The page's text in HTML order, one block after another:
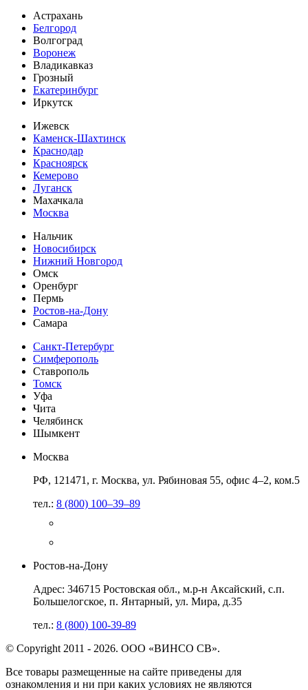
Астрахань
Белгород
Волгоград
Воронеж
Владикавказ
Грозный
Екатеринбург
Иркутск
Ижевск
Каменск-Шахтинск
Краснодар
Красноярск
Кемерово
Луганск
Махачкала
Москва
Нальчик
Новосибирск
Нижний Новгород
Омск
Оренбург
Пермь
Ростов-на-Дону
Самара
Санкт-Петербург
Симферополь
Ставрополь
Томск
Уфа
Чита
Челябинск
Шымкент
Москва
РФ, 121471, г. Москва, ул. Рябиновая 55, офис 4–2, ком.5
тел.: 8 (800) 100–39–89
Ростов-на-Дону
Адрес: 346715 Ростовская обл., м.р-н Аксайский, с.п.
Большелогское, п. Янтарный, ул. Мира, д.35
тел.: 8 (800) 100-39-89
© Copyright 2011 - 2026. ООО «ВИНСО СВ».
Все товары размещенные на сайте приведены для
ознакомления и ни при каких условиях не являются